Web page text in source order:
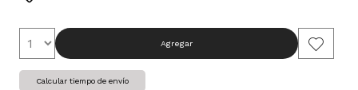
Agregar
Calcular tiempo de envío